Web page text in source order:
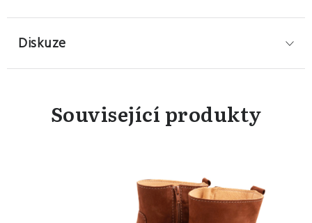
Diskuze
Související produkty